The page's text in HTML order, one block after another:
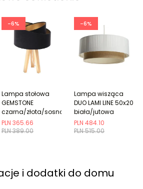
-6%
PLN 389.00
PLN 365.66
Lampa stołowa
GEMSTONE
czarna/złota/sosna
-6%
PLN 515.00
PLN 484.10
Lampa wisząca
DUO LAMI LINE 50x20
biała/jutowa
i dodatki do domu